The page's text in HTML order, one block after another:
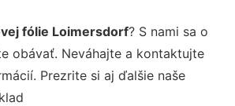
fólie Loimersdorf? S nami sa o
obávať. Neváhajte a kontaktujte
Prezrite si aj ďalšie naše